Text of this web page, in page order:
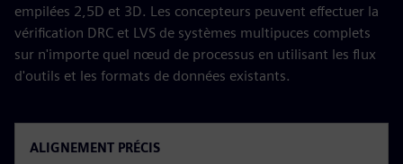
empilées 2,5D et 3D. Les concepteurs peuvent effectuer la
vérification DRC et LVS de systèmes multipuces complets
sur n'importe quel nœud de processus en utilisant les flux
d'outils et les formats de données existants.
ALIGNEMENT PRÉCIS